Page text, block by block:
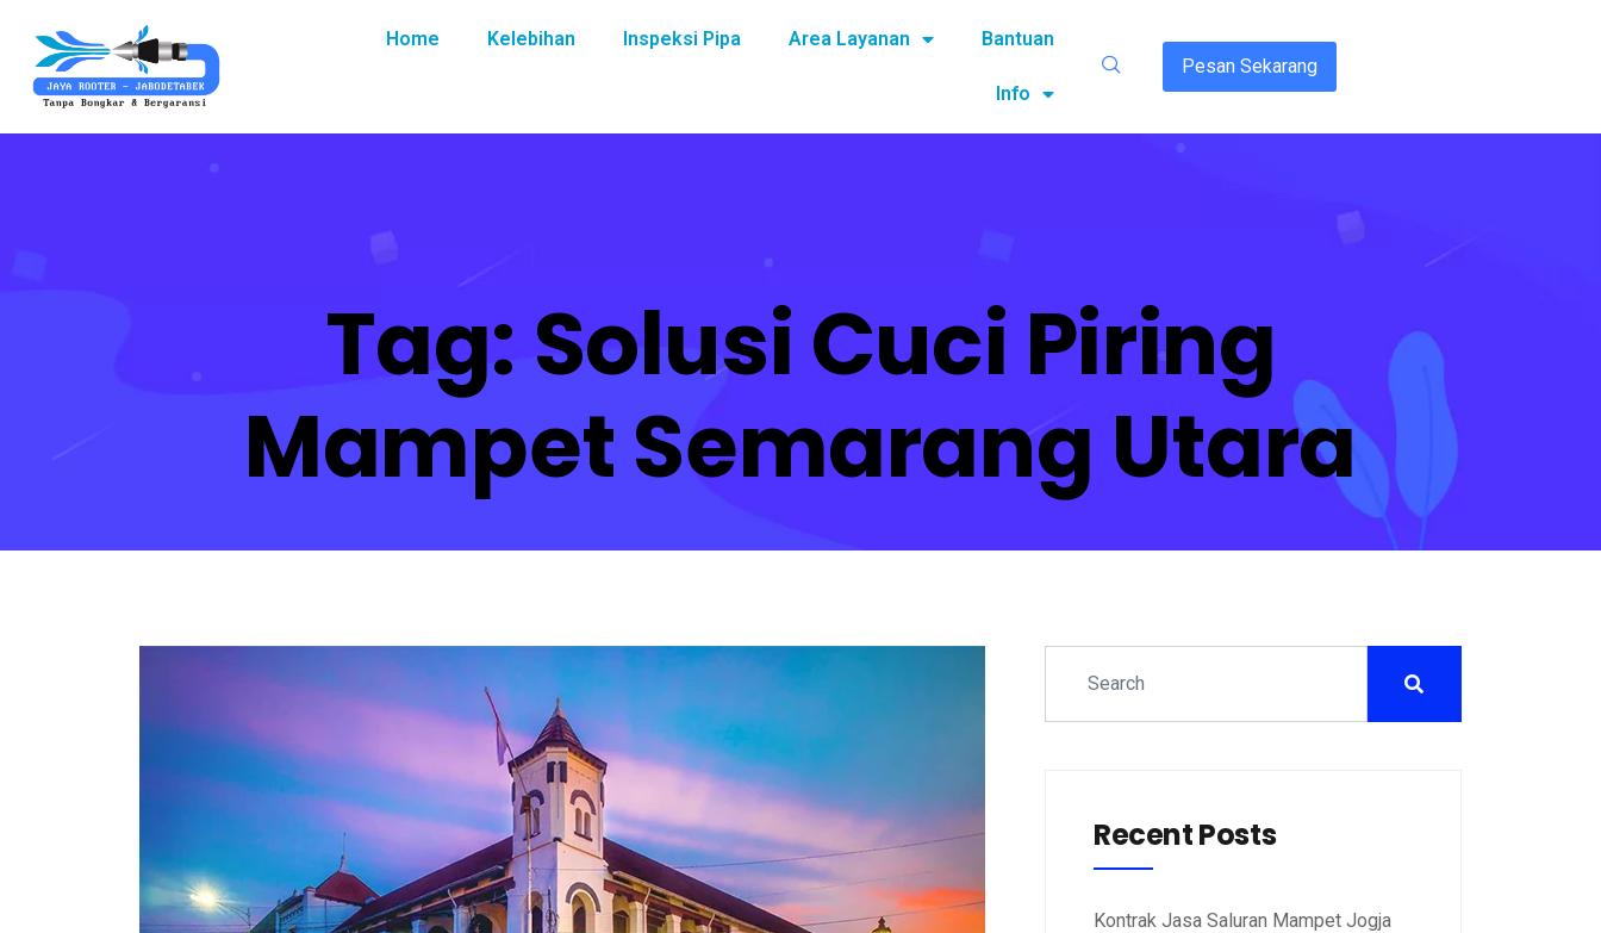
Home Kelebihan Inspeksi Pipa Area Layanan Bantuan
Info
Pesan Sekarang
Tag: Solusi Cuci Piring
Mampet Semarang Utara
Recent Posts
Kontrak Jasa Saluran Mampet Jogja